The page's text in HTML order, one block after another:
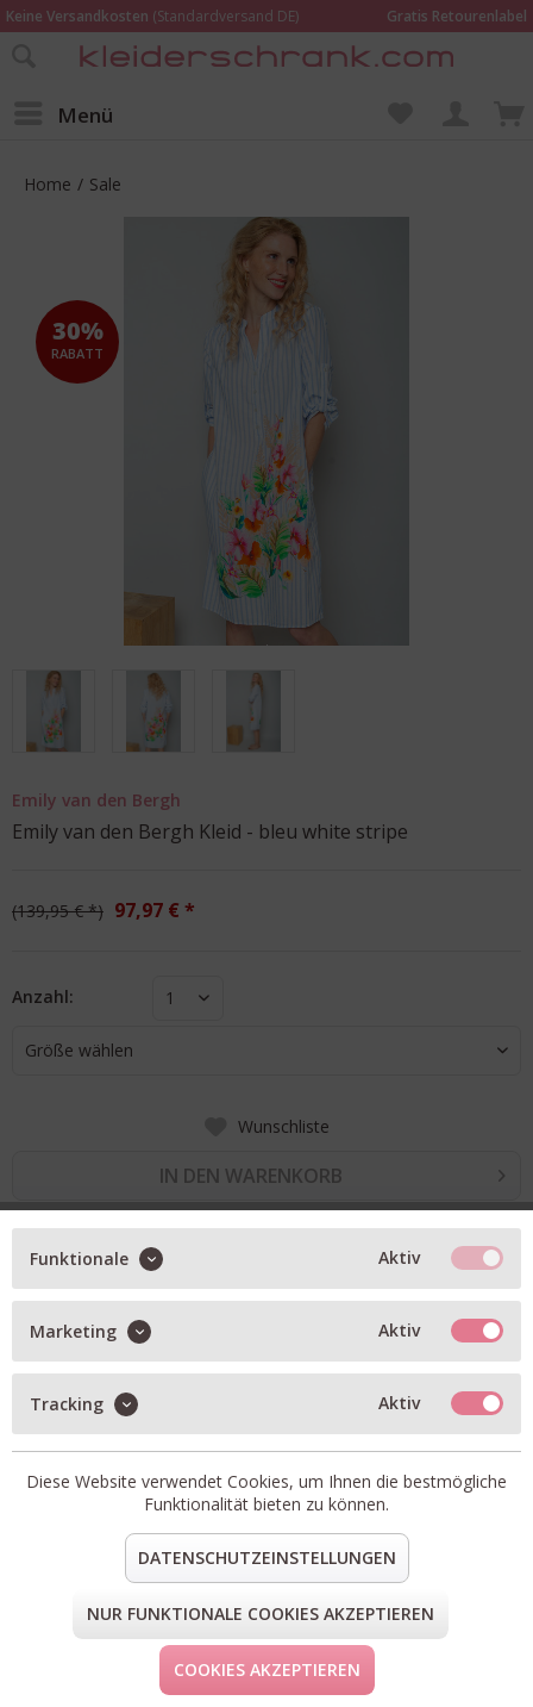
Keine Versandkosten (Standardversand DE)
Gratis Retourenlabel
Online bestellen – im Geschäft in Kempen anprobieren und beraten lassen
Menü
Home / Sale
30%
RABATT
Emily van den Bergh
Emily van den Bergh Kleid - bleu white stripe
139,95 € * 97,97 € *
Anzahl: 1
Größe wählen
Wunschliste
IN DEN WARENKORB
BESCHREIBUNG
Luftiges, knielange Kleid
V-Ausschnitt, 1/2 Knopfleiste, 3/4 Ärmel
seitliche Eingrifftaschen
Artikel-Nr.:
Passform:
fällt norma aus
Material:
100% Baumwolle
FORM & GRÖSSE
LIEFERUNG & KOSTENLOSE RETOURE
Funktionale Aktiv
Marketing Aktiv
Tracking Aktiv
Diese Website verwendet Cookies, um Ihnen die bestmögliche
Funktionalität bieten zu können.
DATENSCHUTZEINSTELLUNGEN
NUR FUNKTIONALE COOKIES AKZEPTIEREN
COOKIES AKZEPTIEREN